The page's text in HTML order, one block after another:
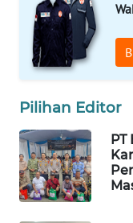
Pilihan Editor
PT
LAPAK
WAHANA
Wahana
KONSUMEN
LISTRIK
MASYARAKAT
KELISTRIKAN